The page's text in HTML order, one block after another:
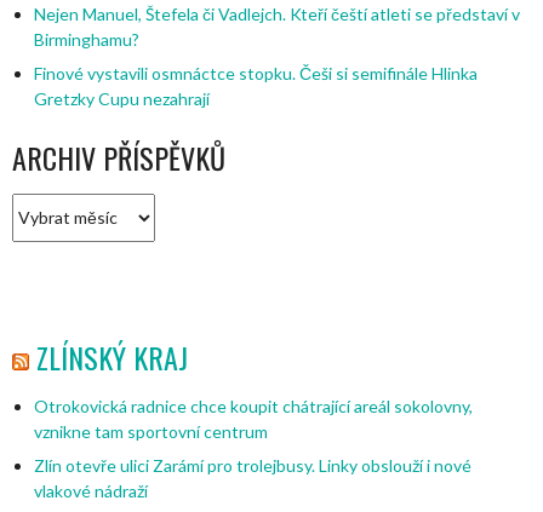
Nejen Manuel, Štefela či Vadlejch. Kteří čeští atleti se představí v
Birminghamu?
Finové vystavili osmnáctce stopku. Češi si semifinále Hlinka
Gretzky Cupu nezahrají
ARCHIV PŘÍSPĚVKŮ
příspěvků
ZLÍNSKÝ KRAJ
Otrokovická radnice chce koupit chátrající areál sokolovny,
vznikne tam sportovní centrum
Zlín otevře ulici Zarámí pro trolejbusy. Linky obslouží i nové
vlakové nádraží